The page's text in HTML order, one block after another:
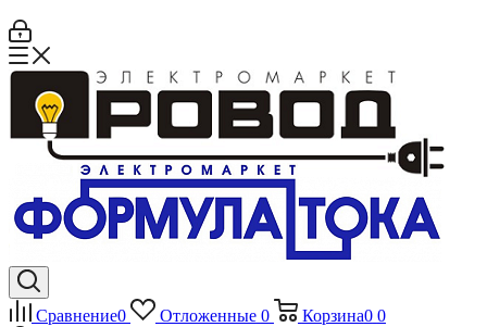
Сравнение0 Отложенные 0 Корзина0 0